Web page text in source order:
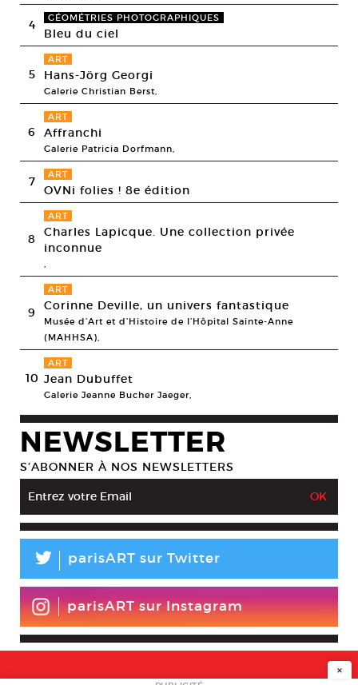
4 GÉOMÉTRIES PHOTOGRAPHIQUES
Bleu du ciel
5
ART
Hans-Jörg Georgi
Galerie Christian Berst,
6
ART
Affranchi
Galerie Patricia Dorfmann,
7 ART
OVNi folies ! 8e édition
8
ART
Charles Lapicque. Une collection privée
inconnue
,
9
ART
Corinne Deville, un univers fantastique
Musée d’Art et d’Histoire de l’Hôpital Sainte-Anne
(MAHHSA),
10
ART
Jean Dubuffet
Galerie Jeanne Bucher Jaeger,
NEWSLETTER
S’ABONNER À NOS NEWSLETTERS
L parisART sur Twitter
parisART sur Instagram
×